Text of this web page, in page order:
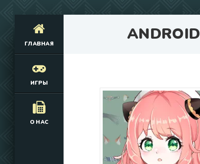
ANDROID
ГЛАВНАЯ
ИГРЫ
О НАС